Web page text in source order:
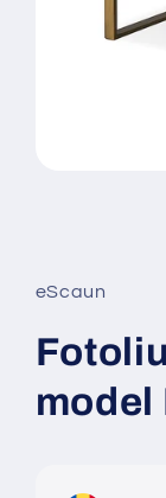
fereastră
modală
eScaun
model